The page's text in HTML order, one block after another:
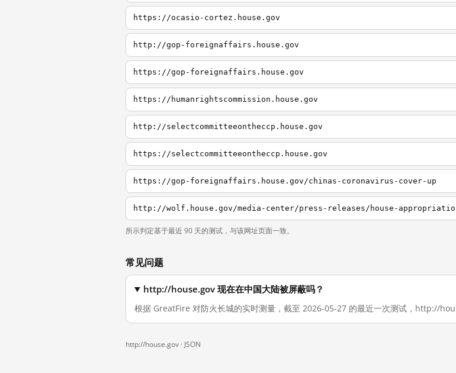
https://ocasio-cortez.house.gov
http://gop-foreignaffairs.house.gov
https://gop-foreignaffairs.house.gov
https://humanrightscommission.house.gov
http://selectcommitteeontheccp.house.gov
https://selectcommitteeontheccp.house.gov
https://gop-foreignaffairs.house.gov/chinas-coronavirus-cover-up
所示判定基于最近 90 天的测试，与该网址页面一致。
常见问题
http://house.gov 现在在中国大陆被屏蔽吗？
根据 GreatFire 对防火长城的实时测量，截至 2026-05-27 的最近一次测试，http://
http://house.gov · JSON